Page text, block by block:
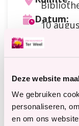
Deze website
We gebruiken
personaliseren,
en om ons
Datum:
10
15:30 uur
Cliënten
Kunst /
Meer